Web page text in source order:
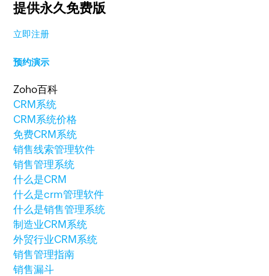
提供永久免费版
立即注册
预约演示
Zoho百科
CRM系统
CRM系统价格
免费CRM系统
销售线索管理软件
销售管理系统
什么是CRM
什么是crm管理软件
什么是销售管理系统
制造业CRM系统
外贸行业CRM系统
销售管理指南
销售漏斗